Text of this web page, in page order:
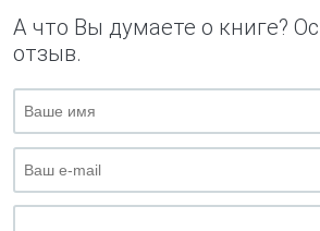
А что Вы думаете о книге?
отзыв.